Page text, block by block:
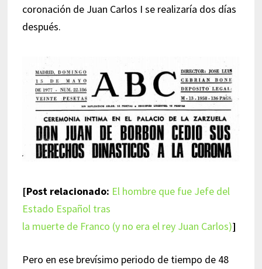
coronación de Juan Carlos I se realizaría dos días
después.
[Post relacionado: El hombre que fue Jefe del
Estado Español tras
la muerte de Franco (y no era el rey Juan Carlos)]
Pero en ese brevísimo periodo de tiempo de 48